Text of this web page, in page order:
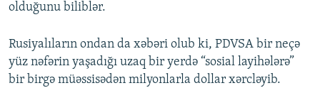
olduğunu biliblər.
Rusiyalıların ondan da xəbəri olub ki, PDVSA bir neçə
yüz nəfərin yaşadığı uzaq bir yerdə “sosial layihələrə”
bir birgə müəssisədən milyonlarla dollar xərcləyib.